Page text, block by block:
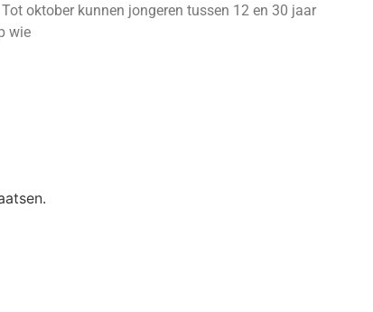
oktober kunnen jongeren tussen 12 en 30 jaar
wie